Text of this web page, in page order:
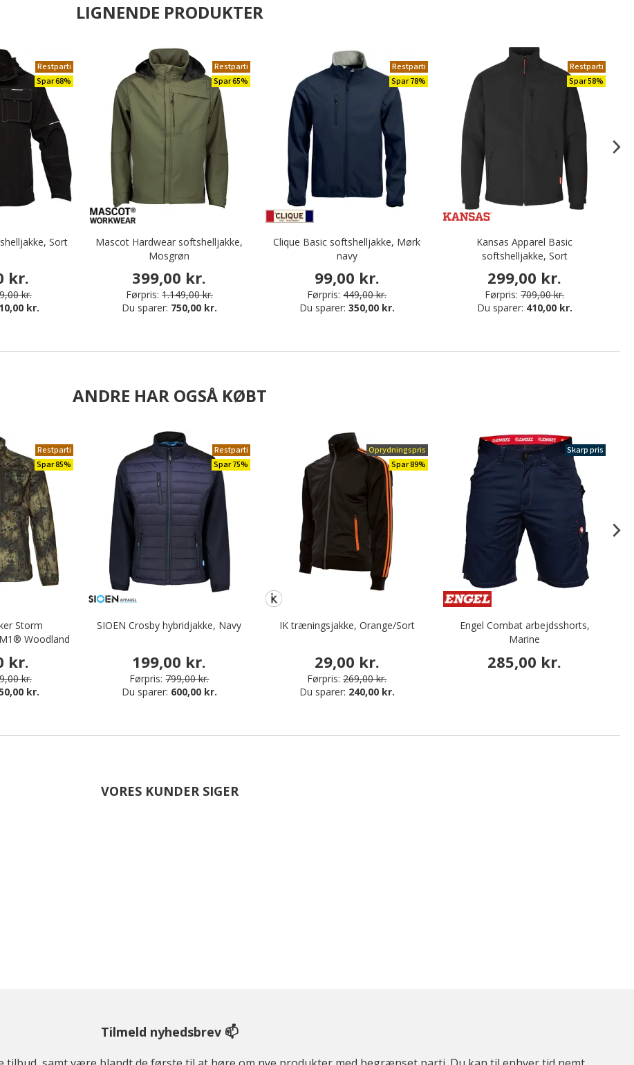
LIGNENDE PRODUKTER
Restparti
Spar 68%
Sort
kr.
kr.
kr.
Restparti
Spar 65%
Mascot Hardwear softshelljakke,
Mosgrøn
399,00 kr.
Førpris: 1.149,00 kr.
Du sparer: 750,00 kr.
Restparti
Spar 78%
Clique Basic softshelljakke, Mørk
navy
99,00 kr.
Førpris: 449,00 kr.
Du sparer: 350,00 kr.
Restparti
Spar 58%
Kansas Apparel Basic
softshelljakke, Sort
299,00 kr.
Førpris: 709,00 kr.
Du sparer: 410,00 kr.
ANDRE HAR OGSÅ KØBT
Restparti
Spar 85%
Storm
Woodland
kr.
kr.
kr.
Restparti
Spar 75%
SIOEN Crosby hybridjakke, Navy
199,00 kr.
Førpris: 799,00 kr.
Du sparer: 600,00 kr.
Oprydningspris
Spar 89%
IK træningsjakke, Orange/Sort
29,00 kr.
Førpris: 269,00 kr.
Du sparer: 240,00 kr.
Skarp pris
Engel Combat arbejdsshorts,
Marine
285,00 kr.
VORES KUNDER SIGER
Tilmeld nyhedsbrev 📫